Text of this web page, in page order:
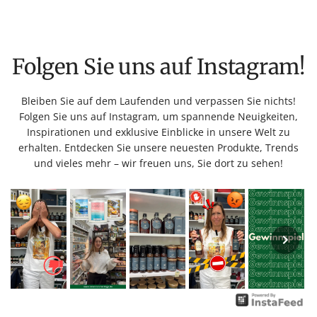
Folgen Sie uns auf Instagram!
Bleiben Sie auf dem Laufenden und verpassen Sie nichts!
Folgen Sie uns auf Instagram, um spannende Neuigkeiten,
Inspirationen und exklusive Einblicke in unsere Welt zu
erhalten. Entdecken Sie unsere neuesten Produkte, Trends
und vieles mehr – wir freuen uns, Sie dort zu sehen!